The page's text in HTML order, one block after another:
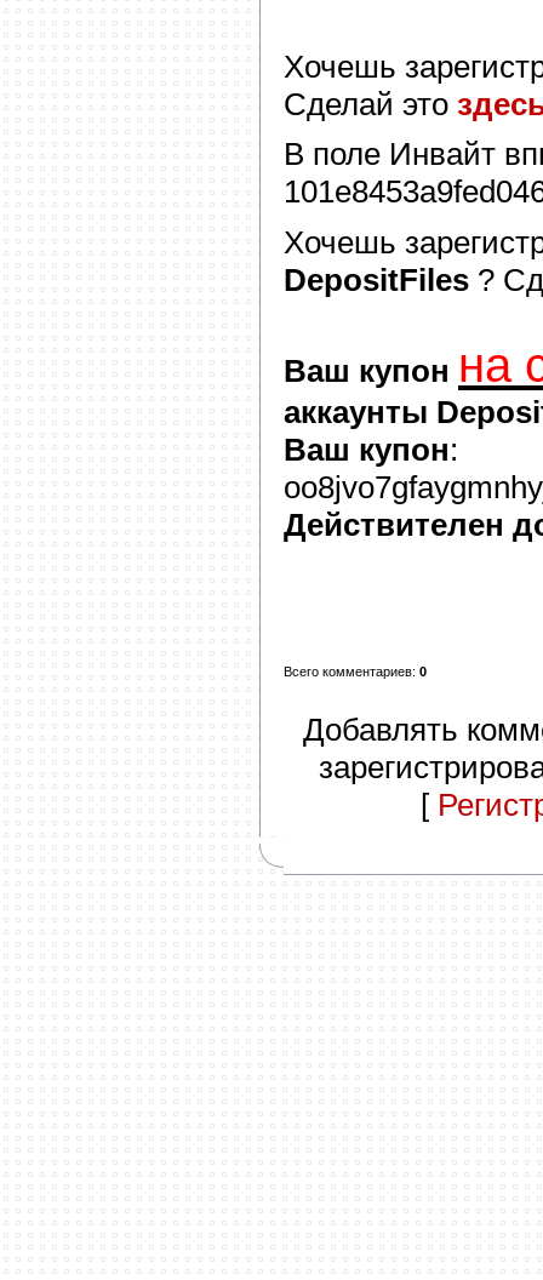
Хочешь
Сделай это
В поле Инвайт
Хочешь
DepositFiles ?
Ваш купон на
аккаунты
Ваш купон:
Действителен
Всего комментариев: 0
Добавлять
[